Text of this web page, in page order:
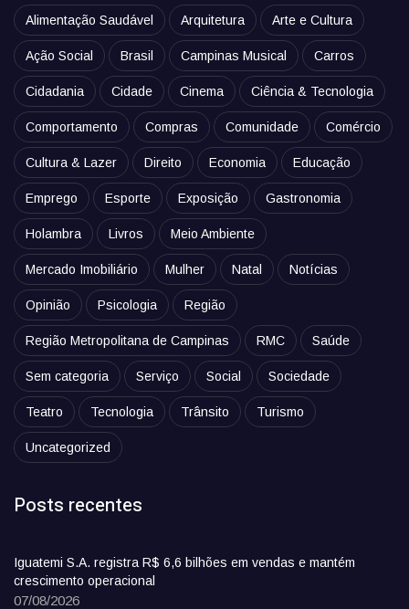
Alimentação Saudável Arquitetura Arte e Cultura
Ação Social Brasil Campinas Musical Carros
Cidadania Cidade Cinema Ciência & Tecnologia
Comportamento Compras Comunidade Comércio
Cultura & Lazer Direito Economia Educação
Emprego Esporte Exposição Gastronomia
Holambra Livros Meio Ambiente
Mercado Imobiliário Mulher Natal Notícias
Opinião Psicologia Região
Região Metropolitana de Campinas RMC Saúde
Sem categoria Serviço Social Sociedade
Teatro Tecnologia Trânsito Turismo
Uncategorized
Posts recentes
Iguatemi S.A. registra R$ 6,6 bilhões em vendas e mantém
crescimento operacional
07/08/2026